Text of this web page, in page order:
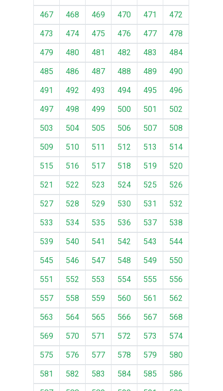
467
468 469 470 471
472
473
474 475 476 477
478
479
480 481 482 483
484
485
486 487 488 489
490
491
492 493 494 495
496
497
498 499 500 501
502
503
504 505 506 507
508
509
510 511 512 513
514
515
516 517 518 519
520
521
522 523 524 525
526
527
528 529 530 531
532
533
534 535 536 537
538
539
540 541 542 543
544
545
546 547 548 549
550
551
552 553 554 555
556
557
558 559 560 561
562
563
564 565 566 567
568
569
570 571 572 573
574
575
576 577 578 579
580
581
582 583 584 585
586